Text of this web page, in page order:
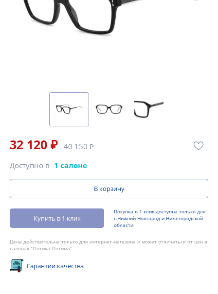
32 120 ₽ 40 150 ₽
Доступно в 1 салоне
В корзину
Купить в 1 клик
Покупка в 1 клик доступна только для
г.Нижний Новгород и Нижегородской
области
Цена действительна только для интернет-магазина и может отличаться от цен в
салонах "Оптика Оптима"
Гарантии качества